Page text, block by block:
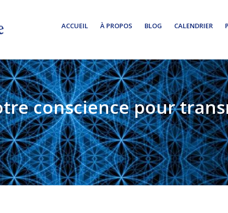
ACCUEIL À PROPOS BLOG CALENDRIER
conscience pour